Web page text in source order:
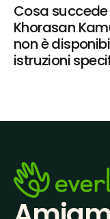
Cosa succede
Khorasan
non è
istruzioni